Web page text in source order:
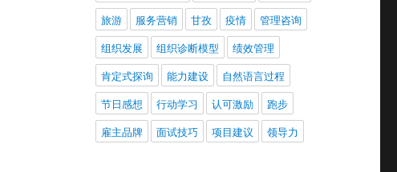
旅游
服务营销 甘孜 疫情
管理咨询
组织发展
组织诊断模型
绩效管理
肯定式探询
能力建设
自然语言过程
节日感想
行动学习 认可激励
跑步
雇主品牌
面试技巧 项目建议 领导力